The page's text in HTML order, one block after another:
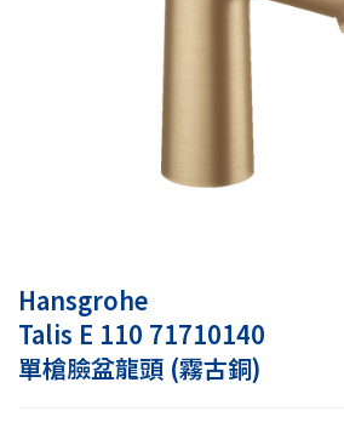
Hansgrohe
Talis E 110 71710140
單槍臉盆龍頭 (霧古銅)